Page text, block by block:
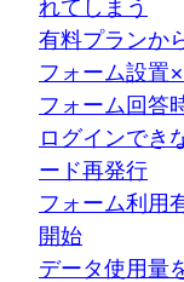
れてしまう
有料プランか
フォーム設置
フォーム回答
ログインでき
ード再発行
フォーム利用
開始
データ使用量